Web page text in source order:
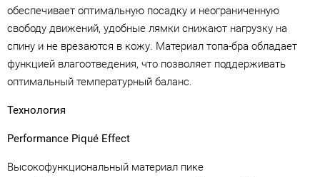
обеспечивает оптимальную посадку и неограниченную
свободу движений, удобные лямки снижают нагрузку на
спину и не врезаются в кожу. Материал топа-бра обладает
функцией влагоотведения, что позволяет поддерживать
оптимальный температурный баланс.
Технология
Performance Piqué Effect
Высокофункциональный материал пике